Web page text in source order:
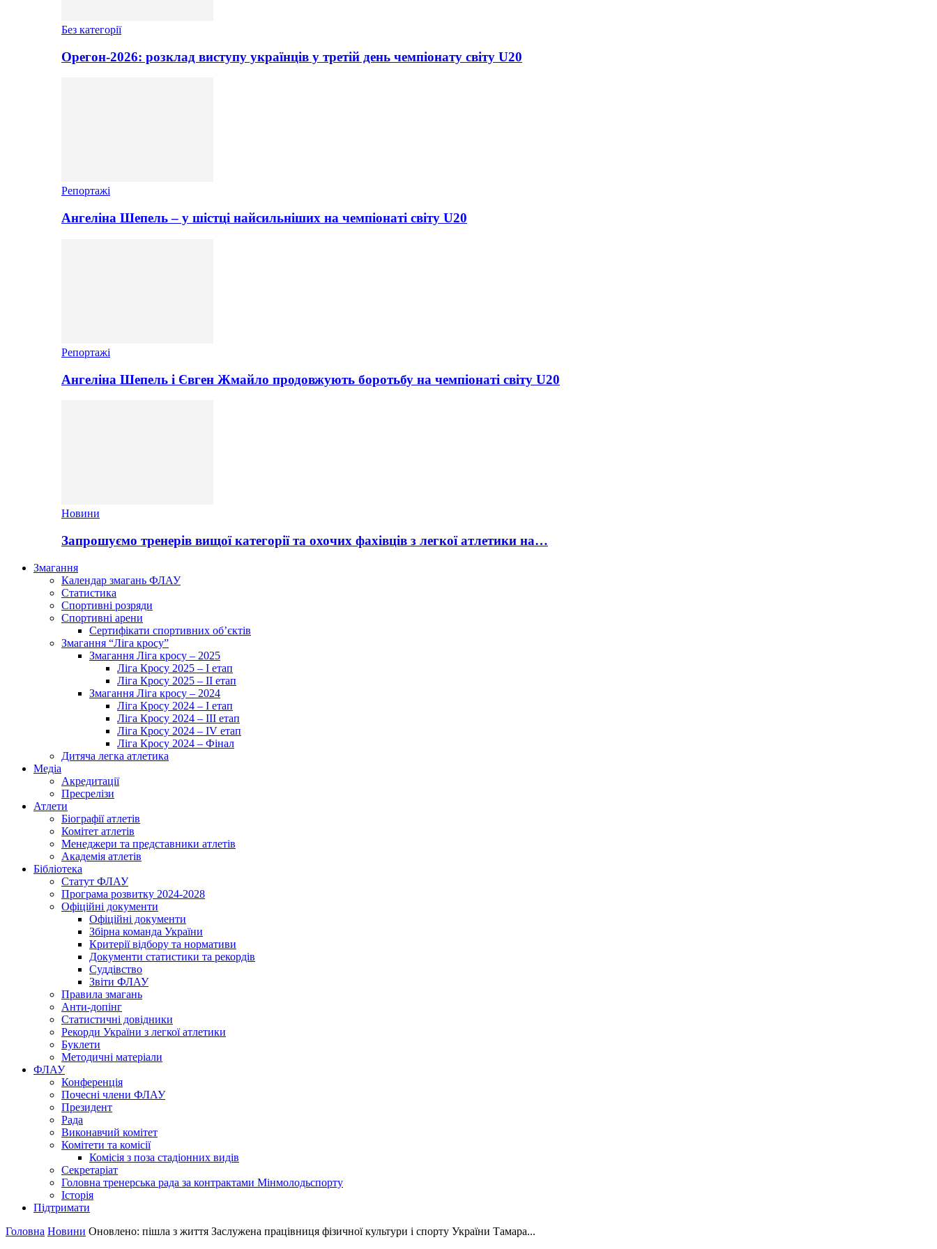
Без категорії
Орегон-2026: розклад виступу українців у третій день чемпіонату світу U20
Репортажі
Ангеліна Шепель – у шістці найсильніших на чемпіонаті світу U20
Репортажі
Ангеліна Шепель і Євген Жмайло продовжують боротьбу на чемпіонаті світу U20
Новини
Запрошуємо тренерів вищої категорії та охочих фахівців з легкої атлетики на…
Змагання
Календар змагань ФЛАУ
Статистика
Спортивні розряди
Спортивні арени
Сертифікати спортивних об’єктів
Змагання “Ліга кросу”
Змагання Ліга кросу – 2025
Ліга Кросу 2025 – I етап
Ліга Кросу 2025 – II етап
Змагання Ліга кросу – 2024
Ліга Кросу 2024 – I етап
Ліга Кросу 2024 – III етап
Ліга Кросу 2024 – IV етап
Ліга Кросу 2024 – Фінал
Дитяча легка атлетика
Медіа
Акредитації
Пресрелізи
Атлети
Біографії атлетів
Комітет атлетів
Менеджери та представники атлетів
Академія атлетів
Бібліотека
Статут ФЛАУ
Програма розвитку 2024-2028
Офіційні документи
Офіційні документи
Збірна команда України
Критерії відбору та нормативи
Документи статистики та рекордів
Суддівство
Звіти ФЛАУ
Правила змагань
Анти-допінг
Статистичні довідники
Рекорди України з легкої атлетики
Буклети
Методичні матеріали
ФЛАУ
Конференція
Почесні члени ФЛАУ
Президент
Рада
Виконавчий комітет
Комітети та комісії
Комісія з поза стадіонних видів
Секретаріат
Головна тренерська рада за контрактами Мінмолодьспорту
Історія
Підтримати
Головна Новини Оновлено: пішла з життя Заслужена працівниця фізичної культури і спорту України Тамара...